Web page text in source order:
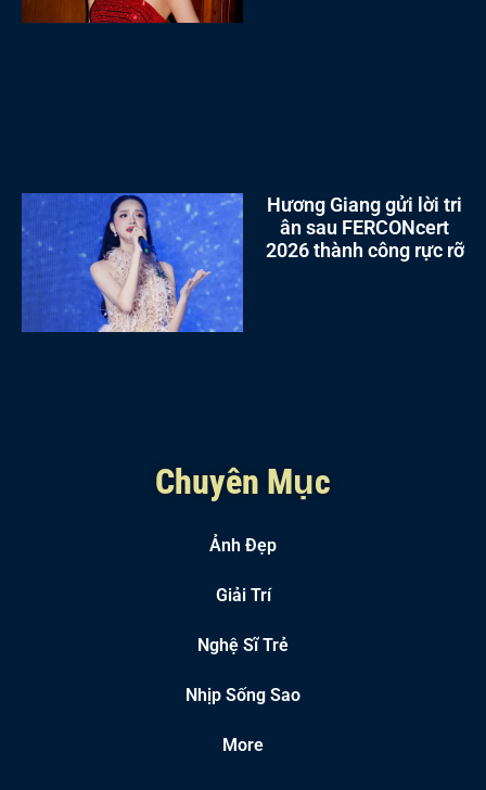
Hương Giang gửi lời tri
ân sau FERCONcert
2026 thành công rực rỡ
Chuyên Mục
Ảnh Đẹp
Giải Trí
Nghệ Sĩ Trẻ
Nhịp Sống Sao
More